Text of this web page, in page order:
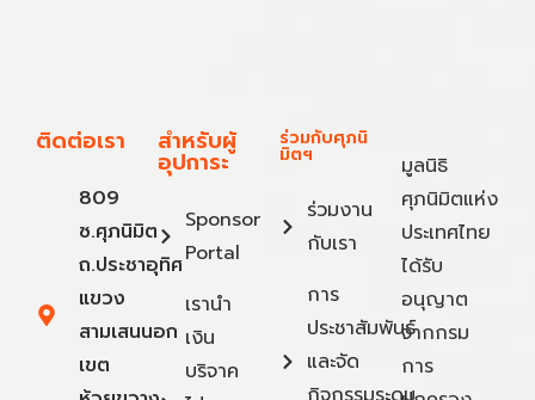
ติดต่อเรา
809
ซ.ศุภนิมิต
ถ.ประชาอุทิศ
แขวง
สามเสนนอก
เขต
สำหรับผู้
อุปการะ
Sponsor
Portal
เรานำ
เงิน
บริจาค
ร่วมกับศุภนิ
มิตฯ
ร่วมงาน
กับเรา
การ
ประชาสัมพันธ์
และจัด
มูลนิธิ
ศุภนิมิตแห่ง
ประเทศไทย
ได้รับ
อนุญาต
จากกรม
การ